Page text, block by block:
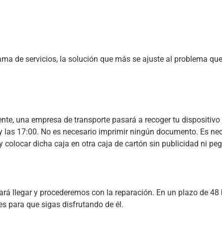
de servicios, la solución que más se ajuste al problema
una empresa de transporte pasará a recoger tu
las 17:00. No es necesario imprimir ningún documento. Es
colocar dicha caja en otra caja de cartón sin publicidad ni
llegar y procederemos con la reparación. En un plazo de
para que sigas disfrutando de él.